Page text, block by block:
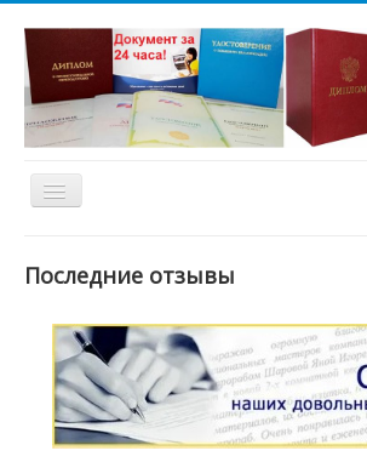
Toggle
Navigation
НАЖМИ КНОПКУ
Вы можете
документ из
Последние отзывы